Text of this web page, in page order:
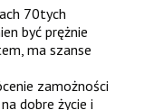
70tych
być prężnie
ma szanse
zamożności
dobre życie i